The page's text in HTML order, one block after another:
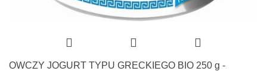
OWCZY JOGURT TYPU GRECKIEGO BIO 250 g -